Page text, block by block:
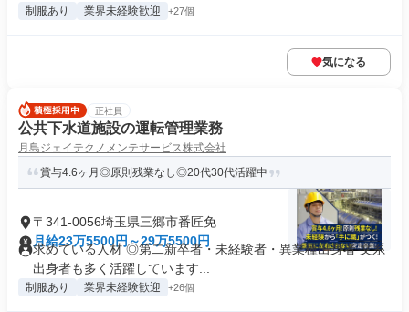
制服あり 業界未経験歓迎 +27個
気になる
正社員
公共下水道施設の運転管理業務
月島ジェイテクノメンテサービス株式会社
賞与4.6ヶ月◎原則残業なし◎20代30代活躍中
〒341-0056埼玉県三郷市番匠免
月給23万5500円～29万5500円
求めている人材 ◎第二新卒者・未経験者・異業種出身者 文系
出身者も多く活躍しています...
制服あり 業界未経験歓迎 +26個